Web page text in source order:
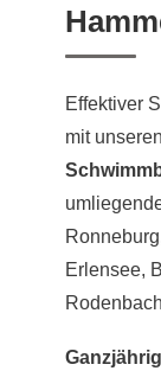
Effektiver
mit unseren
Erlensee,